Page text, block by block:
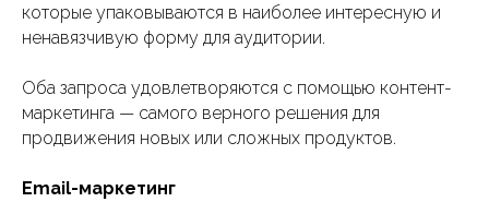
которые упаковываются в наиболее интересную и
ненавязчивую форму для аудитории.
Оба запроса удовлетворяются с помощью контент-
маркетинга — самого верного решения для
продвижения новых или сложных продуктов.
Email-маркетинг